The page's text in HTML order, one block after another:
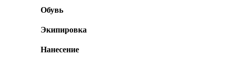
Обувь
Экипировка
Нанесение